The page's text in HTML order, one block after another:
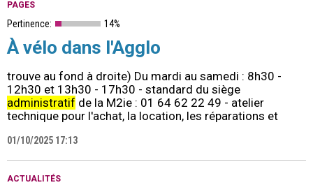
PAGES
Pertinence: 14%
À vélo dans l'Agglo
trouve au fond à droite) Du mardi au samedi : 8h30 -
12h30 et 13h30 - 17h30 - standard du siège
administratif de la M2ie : 01 64 62 22 49 - atelier
technique pour l'achat, la location, les réparations et
01/10/2025 17:13
ACTUALITÉS